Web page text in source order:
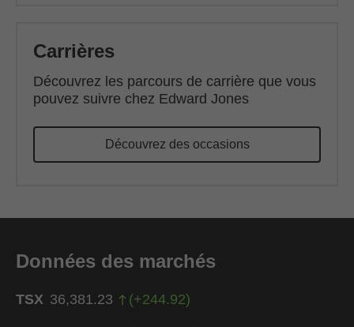
Carrières
Découvrez les parcours de carrière que vous
pouvez suivre chez Edward Jones
Découvrez des occasions(opens in new
Données des marchés
TSX 36,381.23 (+244.92)